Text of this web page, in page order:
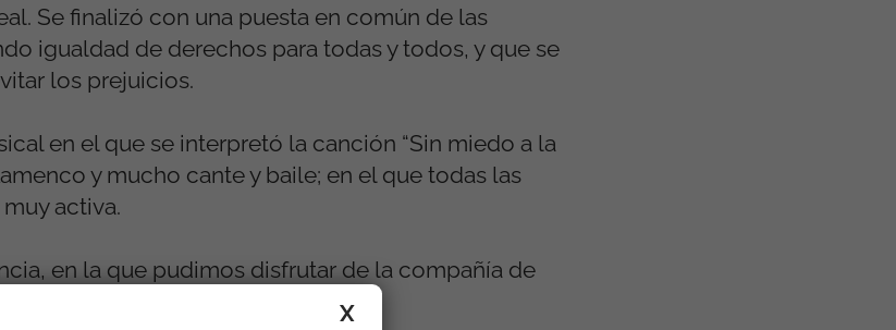
Se finalizó con una puesta en común de las
igualdad de derechos para todas y todos, y que se
los prejuicios.
en el que se interpretó la canción “Sin miedo a la
y mucho cante y baile; en el que todas las
activa.
en la que pudimos disfrutar de la compañía de
X